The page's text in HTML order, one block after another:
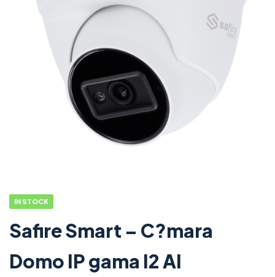
IN STOCK
Safire Smart – C?mara
Domo IP gama I2 AI